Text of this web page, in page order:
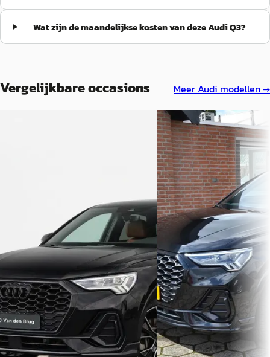
Wat zijn de maandelijkse kosten van deze Audi Q3?
Vergelijkbare occasions MeerAudi modellen →
v.a. € 780/mnd
Marktconform
2024 · 62.231 km · Plug-in hybride ·
Automaat
Van den Brug Drachten· Drachten
4,4(310)
Bekijk aanbieding →
Audi Q3·2020
Sportback
€ 44.950
v.a. € 953/mnd
Boven markt
2020 · 65.000 km ·
Automaat
selectcars.nl· VELDHOVEN
Bekijk aanbieding →
Vergelijk